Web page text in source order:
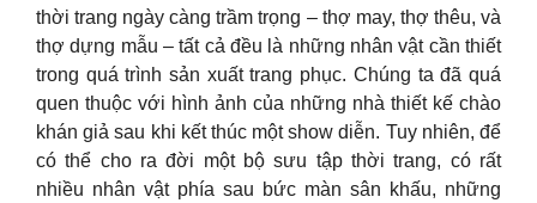
thời trang ngày càng trầm trọng – thợ may, thợ thêu, và
thợ dựng mẫu – tất cả đều là những nhân vật cần thiết
trong quá trình sản xuất trang phục. Chúng ta đã quá
quen thuộc với hình ảnh của những nhà thiết kế chào
khán giả sau khi kết thúc một show diễn. Tuy nhiên, để
có thể cho ra đời một bộ sưu tập thời trang, có rất
nhiều nhân vật phía sau bức màn sân khấu, những